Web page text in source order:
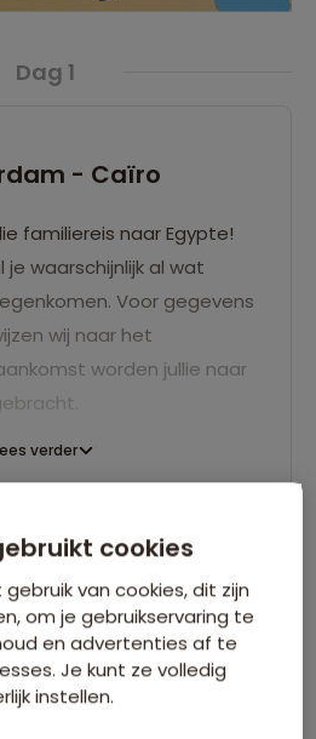
Dag 1
- Caïro
familiereis naar Egypte!
waarschijnlijk al wat
Voor gegevens
wij naar het
worden jullie naar
verder
cookies
van cookies, dit zijn
om je gebruikservaring te
en advertenties af te
Je kunt ze volledig
instellen.